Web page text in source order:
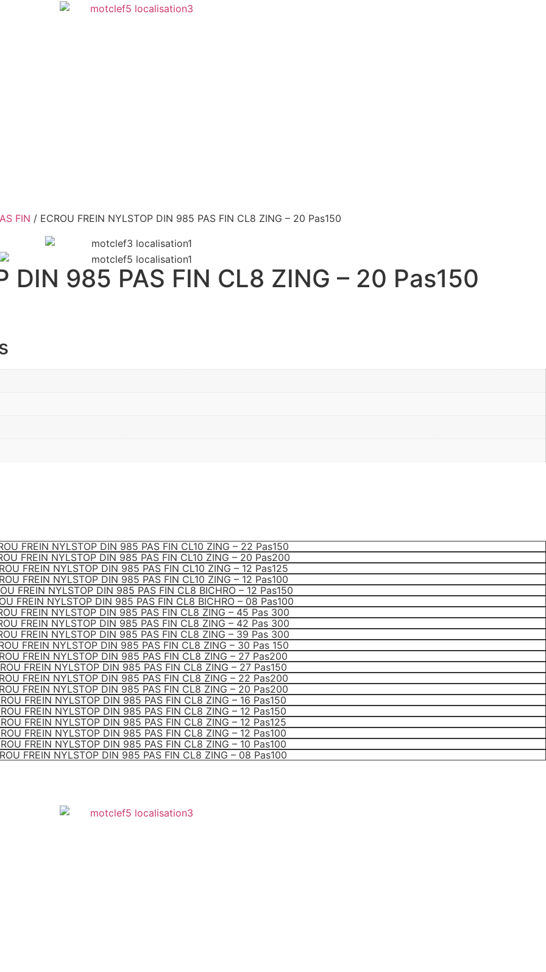
FIN / ECROU FREIN NYLSTOP DIN 985 PAS FIN CL8 ZING – 20 Pas150
DIN 985 PAS FIN CL8 ZING – 20 Pas150
FREIN NYLSTOP DIN 985 PAS FIN CL10 ZING – 22 Pas150
FREIN NYLSTOP DIN 985 PAS FIN CL10 ZING – 20 Pas200
FREIN NYLSTOP DIN 985 PAS FIN CL10 ZING – 12 Pas125
FREIN NYLSTOP DIN 985 PAS FIN CL10 ZING – 12 Pas100
FREIN NYLSTOP DIN 985 PAS FIN CL8 BICHRO – 12 Pas150
FREIN NYLSTOP DIN 985 PAS FIN CL8 BICHRO – 08 Pas100
FREIN NYLSTOP DIN 985 PAS FIN CL8 ZING – 45 Pas 300
FREIN NYLSTOP DIN 985 PAS FIN CL8 ZING – 42 Pas 300
FREIN NYLSTOP DIN 985 PAS FIN CL8 ZING – 39 Pas 300
FREIN NYLSTOP DIN 985 PAS FIN CL8 ZING – 30 Pas 150
FREIN NYLSTOP DIN 985 PAS FIN CL8 ZING – 27 Pas200
FREIN NYLSTOP DIN 985 PAS FIN CL8 ZING – 27 Pas150
FREIN NYLSTOP DIN 985 PAS FIN CL8 ZING – 22 Pas200
FREIN NYLSTOP DIN 985 PAS FIN CL8 ZING – 20 Pas200
FREIN NYLSTOP DIN 985 PAS FIN CL8 ZING – 16 Pas150
FREIN NYLSTOP DIN 985 PAS FIN CL8 ZING – 12 Pas150
FREIN NYLSTOP DIN 985 PAS FIN CL8 ZING – 12 Pas125
FREIN NYLSTOP DIN 985 PAS FIN CL8 ZING – 12 Pas100
FREIN NYLSTOP DIN 985 PAS FIN CL8 ZING – 10 Pas100
FREIN NYLSTOP DIN 985 PAS FIN CL8 ZING – 08 Pas100